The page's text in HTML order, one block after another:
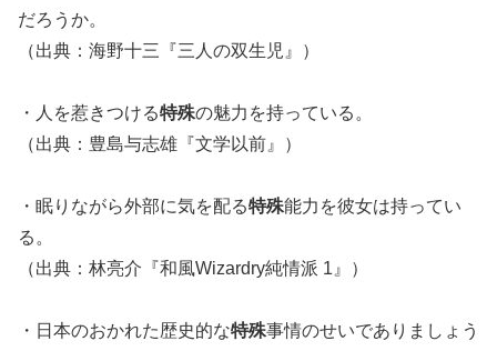
だろうか。
（出典：海野十三『三人の双生児』）
・人を惹きつける特殊の魅力を持っている。
（出典：豊島与志雄『文学以前』）
・眠りながら外部に気を配る特殊能力を彼女は持ってい
る。
（出典：林亮介『和風Wizardry純情派 1』）
・日本のおかれた歴史的な特殊事情のせいでありましょう